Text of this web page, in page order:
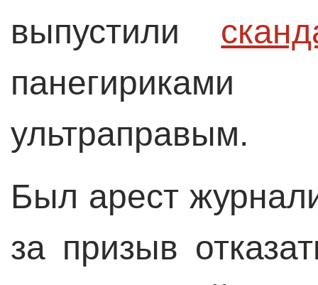
выпустили
ультраправым.
Был арест
за призыв